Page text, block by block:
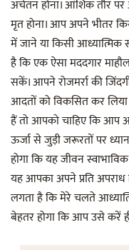
अचेतन होना। आंशिक तौर
मृत होना। आप अपने भीतर
में जाने या किसी आध्यात्मिक
है कि एक ऐसा मददगार
सकें। आपने रोजमर्रा की
आदतों को विकसित कर
हैं तो आपको चाहिए कि आप
ऊर्जा से जुड़ी जरूरतों पर
होगा कि यह जीवन
यह आपका अपने प्रति
लगता है कि मेरे चलते
बेहतर होगा कि आप उसे करें